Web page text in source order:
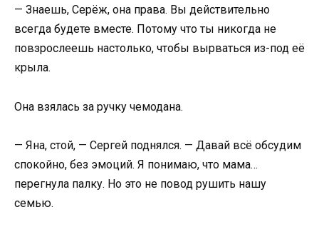
— Знаешь, Серёж, она права. Вы действительно
всегда будете вместе. Потому что ты никогда не
повзрослеешь настолько, чтобы вырваться из-под её
крыла.
Она взялась за ручку чемодана.
— Яна, стой, — Сергей поднялся. — Давай всё обсудим
спокойно, без эмоций. Я понимаю, что мама…
перегнула палку. Но это не повод рушить нашу
семью.